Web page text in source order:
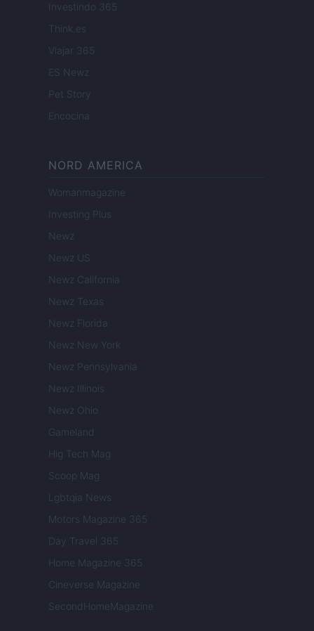
Investindo 365
Think.es
Viajar 365
ES Newz
Pet Story
Encocina
NORD AMERICA
Womanmagazine
Investing Plus
Newz
Newz US
Newz California
Newz Texas
Newz Florida
Newz New York
Newz Pennsylvania
Newz Illinois
Newz Ohio
Gameland
Hig Tech Mag
Scoop Mag
Lgbtqia News
Motors Magazine 365
Day Travel 365
Home Magazine 365
Cineverse Magazine
SecondHomeMagazine